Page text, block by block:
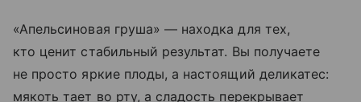
«Апельсиновая груша» — находка для тех,
кто ценит стабильный результат. Вы получаете
не просто яркие плоды, а настоящий деликатес:
мякоть тает во рту, а сладость перекрывает